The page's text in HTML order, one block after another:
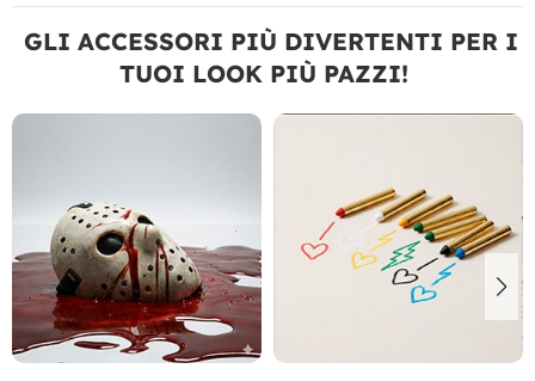
GLI ACCESSORI PIÙ DIVERTENTI PER I
TUOI LOOK PIÙ PAZZI!